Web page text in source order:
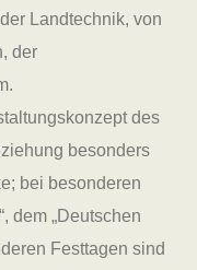
Landtechnik, von
der
des
besonders
bei besonderen
dem „Deutschen
Festtagen sind